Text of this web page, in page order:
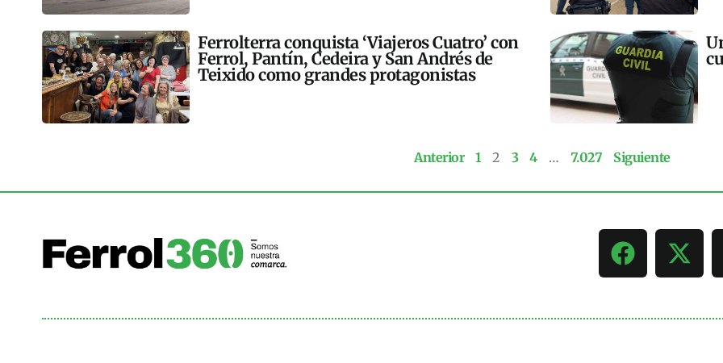
Ferrolterra conquista ‘Viajeros Cuatro’ con
Ferrol, Pantín, Cedeira y San Andrés de
Teixido como grandes protagonistas
Anterior 1 2 3 4 … 7.027 Siguiente